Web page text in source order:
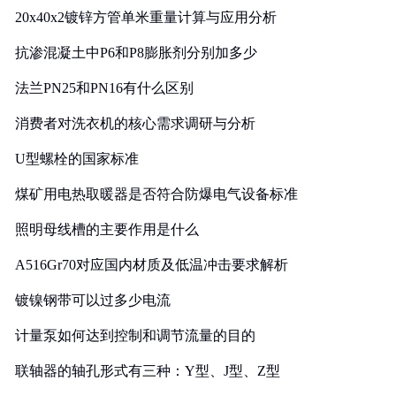
20x40x2镀锌方管单米重量计算与应用分析
抗渗混凝土中P6和P8膨胀剂分别加多少
法兰PN25和PN16有什么区别
消费者对洗衣机的核心需求调研与分析
U型螺栓的国家标准
煤矿用电热取暖器是否符合防爆电气设备标准
照明母线槽的主要作用是什么
A516Gr70对应国内材质及低温冲击要求解析
镀镍钢带可以过多少电流
计量泵如何达到控制和调节流量的目的
联轴器的轴孔形式有三种：Y型、J型、Z型